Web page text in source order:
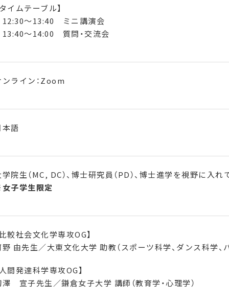
イムテーブル】
12:30～13:40 ミニ講演会
13:40～14:00 質問・交流会
ライン：Zoom
本語
院生（MC, DC）、博士研究員（PD）、博士進学を視野に入れ
子学生限定
比較社会文化学専攻OG】
野 由先生／大東文化大学 助教（スポーツ科学、ダンス科学、
間発達科学専攻OG】
澤 宣子先生／鎌倉女子大学 講師（教育学・心理学）